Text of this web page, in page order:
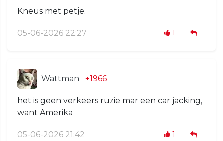
Kneus met petje.
05-06-2026 22:27 1
Wattman +1966
het is geen verkeers ruzie mar een car jacking,
want Amerika
05-06-2026 21:42 1